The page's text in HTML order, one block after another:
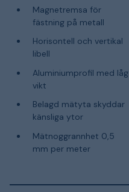
Magnetremsa för
fästning på metall
Horisontell och vertikal
libell
Aluminiumprofil med låg
vikt
Belagd mätyta skyddar
känsliga ytor
Mätnoggrannhet 0,5
mm per meter